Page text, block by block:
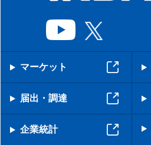
マーケット
届出・調達
企業統計